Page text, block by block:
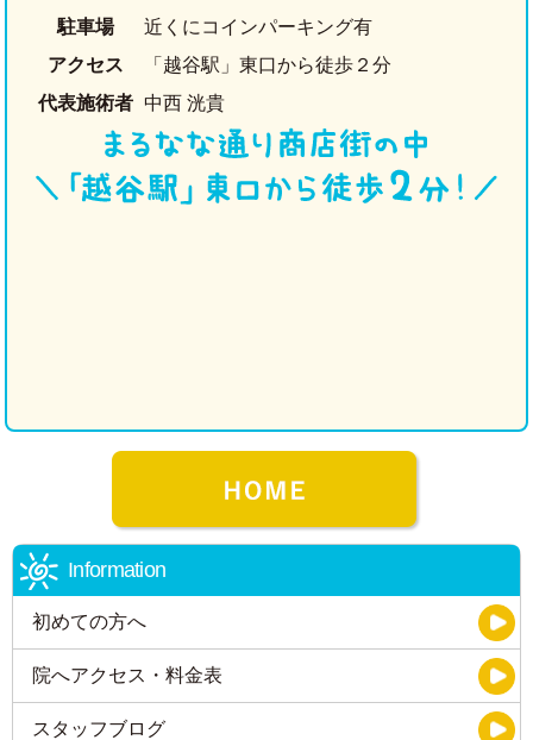
駐車場
近くにコインパーキング有
アクセス
「越谷駅」東口から徒歩２分
代表施術者 中西 洸貴
Information
初めての方へ
院へアクセス・料金表
スタッフブログ